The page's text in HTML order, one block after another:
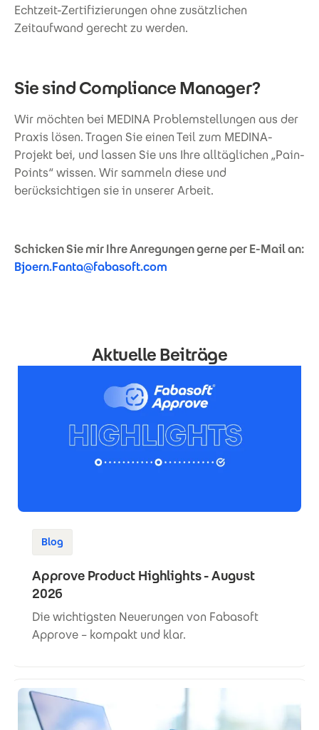
Echtzeit-Zertifizierungen ohne zusätzlichen
Zeitaufwand gerecht zu werden.
Sie sind Compliance Manager?
Wir möchten bei MEDINA Problemstellungen aus der
Praxis lösen. Tragen Sie einen Teil zum MEDINA-
Projekt bei, und lassen Sie uns Ihre alltäglichen „Pain-
Points“ wissen. Wir sammeln diese und
berücksichtigen sie in unserer Arbeit.
Schicken Sie mir Ihre Anregungen gerne per E-Mail an:
Bjoern.Fanta@fabasoft.com
Aktuelle Beiträge
Blog
Approve Product Highlights - August
2026
Die wichtigsten Neuerungen von Fabasoft
Approve – kompakt und klar.